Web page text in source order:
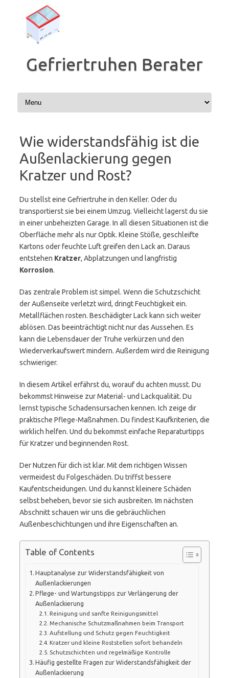
springen
Gefriertruhen Berater
Wie widerstandsfähig ist die
Außenlackierung gegen
Kratzer und Rost?
Du stellst eine Gefriertruhe in den Keller. Oder du
transportierst sie bei einem Umzug. Vielleicht lagerst du sie
in einer unbeheizten Garage. In all diesen Situationen ist die
Oberfläche mehr als nur Optik. Kleine Stöße, geschleifte
Kartons oder feuchte Luft greifen den Lack an. Daraus
entstehen Kratzer, Abplatzungen und langfristig
Korrosion.
Das zentrale Problem ist simpel. Wenn die Schutzschicht
der Außenseite verletzt wird, dringt Feuchtigkeit ein.
Metallflächen rosten. Beschädigter Lack kann sich weiter
ablösen. Das beeinträchtigt nicht nur das Aussehen. Es
kann die Lebensdauer der Truhe verkürzen und den
Wiederverkaufswert mindern. Außerdem wird die Reinigung
schwieriger.
In diesem Artikel erfährst du, worauf du achten musst. Du
bekommst Hinweise zur Material- und Lackqualität. Du
lernst typische Schadensursachen kennen. Ich zeige dir
praktische Pflege-Maßnahmen. Du findest Kaufkriterien, die
wirklich helfen. Und du bekommst einfache Reparaturtipps
für Kratzer und beginnenden Rost.
Der Nutzen für dich ist klar. Mit dem richtigen Wissen
vermeidest du Folgeschäden. Du triffst bessere
Kaufentscheidungen. Und du kannst kleinere Schäden
selbst beheben, bevor sie sich ausbreiten. Im nächsten
Abschnitt schauen wir uns die gebräuchlichen
Außenbeschichtungen und ihre Eigenschaften an.
Table of Contents
Hauptanalyse zur Widerstandsfähigkeit von
Außenlackierungen
Pflege- und Wartungstipps zur Verlängerung der
Außenlackierung
Reinigung und sanfte Reinigungsmittel
Mechanische Schutzmaßnahmen beim Transport
Aufstellung und Schutz gegen Feuchtigkeit
Kratzer und kleine Roststellen sofort behandeln
Schutzschichten und regelmäßige Kontrolle
Häufig gestellte Fragen zur Widerstandsfähigkeit der
Außenlackierung